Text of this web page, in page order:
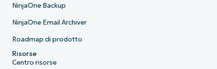
NinjaOne Backup
NinjaOne Email Archiver
Roadmap di prodotto
Risorse
Centro risorse